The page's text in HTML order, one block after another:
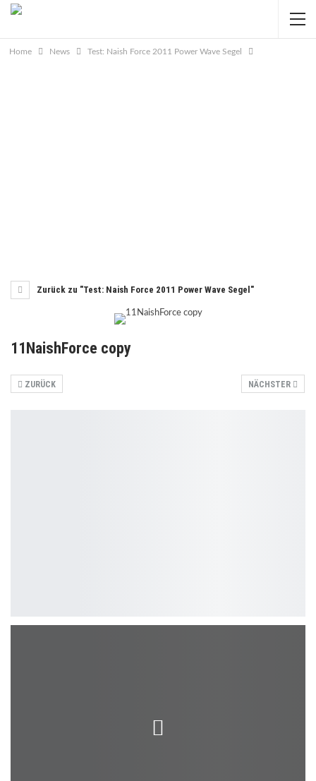
Home News Test: Naish Force 2011 Power Wave Segel
Zurück zu "Test: Naish Force 2011 Power Wave Segel"
11NaishForce copy
NÄCHSTER
ZURÜCK